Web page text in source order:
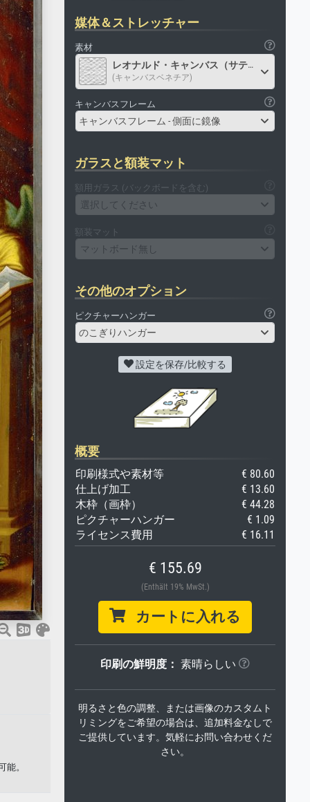
能。
媒体＆ストレッチャー
素材
レオナルド・キャンバス（サテン）
(キャンバスベネチア)
キャンバスフレーム
キャンバスフレーム - 側面に鏡像
ガラスと額装マット
額用ガラス (バックボードを含む)
選択してください
額装マット
マットボード無し
その他のオプション
ピクチャーハンガー
のこぎりハンガー
設定を保存/比較する
概要
印刷様式や素材等
€ 80.60
仕上げ加工
€ 13.60
木枠（画枠）
€ 44.28
ピクチャーハンガー
€ 1.09
ライセンス費用
€ 16.11
€ 155.69
(Enthält 19% MwSt.)
カートに入れる
印刷の鮮明度： 素晴らしい
明るさと色の調整、または画像のカスタムト
リミングをご希望の場合は、追加料金なしで
ご提供しています。気軽にお問い合わせくだ
さい。